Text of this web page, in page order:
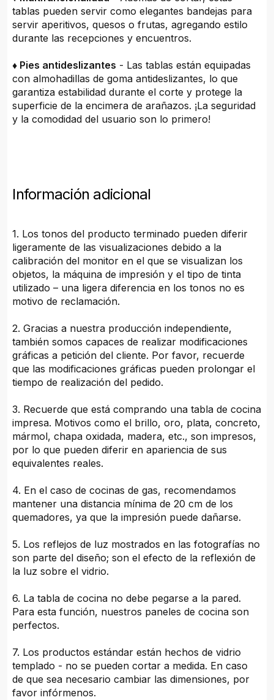
tablas pueden servir como elegantes bandejas para
servir aperitivos, quesos o frutas, agregando estilo
durante las recepciones y encuentros.
♦ Pies antideslizantes - Las tablas están equipadas
con almohadillas de goma antideslizantes, lo que
garantiza estabilidad durante el corte y protege la
superficie de la encimera de arañazos. ¡La seguridad
y la comodidad del usuario son lo primero!
Información adicional
1. Los tonos del producto terminado pueden diferir
ligeramente de las visualizaciones debido a la
calibración del monitor en el que se visualizan los
objetos, la máquina de impresión y el tipo de tinta
utilizado – una ligera diferencia en los tonos no es
motivo de reclamación.
2. Gracias a nuestra producción independiente,
también somos capaces de realizar modificaciones
gráficas a petición del cliente. Por favor, recuerde
que las modificaciones gráficas pueden prolongar el
tiempo de realización del pedido.
3. Recuerde que está comprando una tabla de cocina
impresa. Motivos como el brillo, oro, plata, concreto,
mármol, chapa oxidada, madera, etc., son impresos,
por lo que pueden diferir en apariencia de sus
equivalentes reales.
4. En el caso de cocinas de gas, recomendamos
mantener una distancia mínima de 20 cm de los
quemadores, ya que la impresión puede dañarse.
5. Los reflejos de luz mostrados en las fotografías no
son parte del diseño; son el efecto de la reflexión de
la luz sobre el vidrio.
6. La tabla de cocina no debe pegarse a la pared.
Para esta función, nuestros paneles de cocina son
perfectos.
7. Los productos estándar están hechos de vidrio
templado - no se pueden cortar a medida. En caso
de que sea necesario cambiar las dimensiones, por
favor infórmenos.